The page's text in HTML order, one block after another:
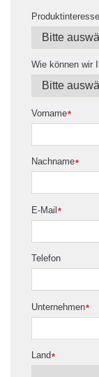
Produktinteresse
Wie können wir
*
Vorname
*
Nachname
*
E-Mail
Telefon
*
Unternehmen
*
Land